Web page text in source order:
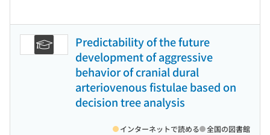
Predictability of the future
development of aggressive
behavior of cranial dural
arteriovenous fistulae based on
decision tree analysis
インターネットで読める 全国の図書館